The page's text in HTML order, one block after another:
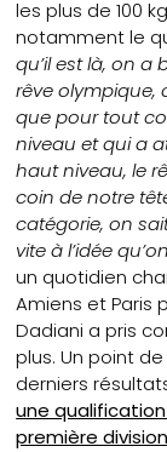
les plus de 100
notamment le
qu’il est là, on a
rêve olympique,
que pour tout
niveau et qui a
haut niveau, le
coin de notre
catégorie, on
vite à l’idée
un quotidien
Amiens et Paris
Dadiani a pris
plus. Un point
derniers
une
première